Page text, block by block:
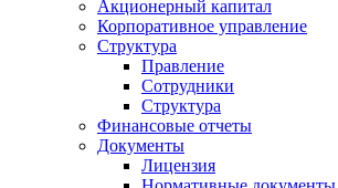
Акционерный капитал
Корпоративное управление
Структура
Правление
Сотрудники
Структура
Финансовые отчеты
Документы
Лицензия